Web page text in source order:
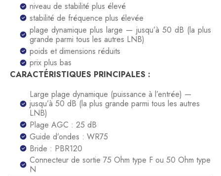
niveau de stabilité plus élevé
stabilité de fréquence plus élevée
plage dynamique plus large — jusqu’à 50 dB (la plus
grande parmi tous les autres LNB)
poids et dimensions réduits
prix plus bas
CARACTÉRISTIQUES PRINCIPALES :
Large plage dynamique (puissance à l’entrée) —
jusqu’à 50 dB (la plus grande parmi tous les autres
LNB)
Plage AGC : 25 dB
Guide d’ondes : WR75
Bride : PBR120
Connecteur de sortie 75 Ohm type F ou 50 Ohm type
N